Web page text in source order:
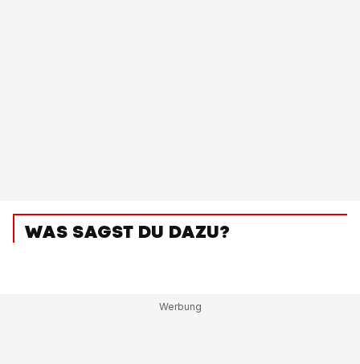
WAS SAGST DU DAZU?